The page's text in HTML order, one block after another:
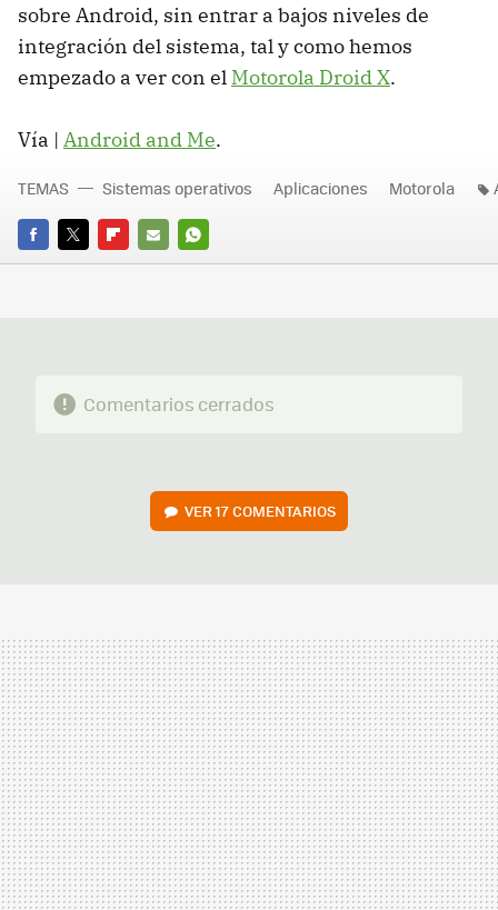
sobre Android, sin entrar a bajos niveles de
integración del sistema, tal y como hemos
empezado a ver con el Motorola Droid X.
Vía | Android and Me.
FACEBOOK
TWITTERFLIPBOARD
E-
WHATSAPP
TEMAS Sistemas operativos Aplicaciones Motorola
Comentarios cerrados
VER17 COMENTARIOS